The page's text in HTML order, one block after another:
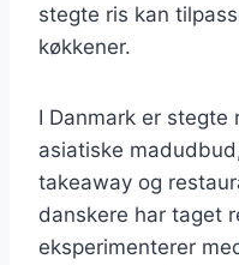
stegte ris kan
køkkener.
I Danmark er
asiatiske
takeaway og
danskere har taget
eksperimenterer